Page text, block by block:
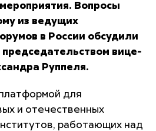
Вопросы
из ведущих
в России обсудили
вице-
Руппеля.
для
и отечественных
работающих над